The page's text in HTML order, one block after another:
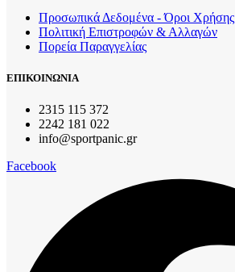
Προσωπικά Δεδομένα - Όροι Χρήσης
Πολιτική Επιστροφών & Αλλαγών
Πορεία Παραγγελίας
ΕΠΙΚΟΙΝΩΝΙΑ
2315 115 372
2242 181 022
info@sportpanic.gr
Facebook